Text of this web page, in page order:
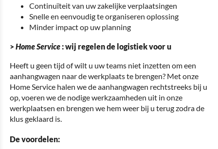
Continuïteit van uw zakelijke verplaatsingen
Snelle en eenvoudig te organiseren oplossing
Minder impact op uw planning
>Home Service: wij regelen de logistiek voor u
Heeft u geen tijd of wilt u uw teams niet inzetten om een
aanhangwagen naar de werkplaats te brengen? Met onze
Home Service halen we de aanhangwagen rechtstreeks bij u
op, voeren we de nodige werkzaamheden uit in onze
werkplaatsen en brengen we hem weer bij u terug zodra de
klus geklaard is.
De voordelen: